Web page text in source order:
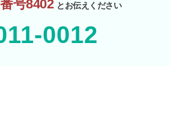
号8402 とお伝えください
0012